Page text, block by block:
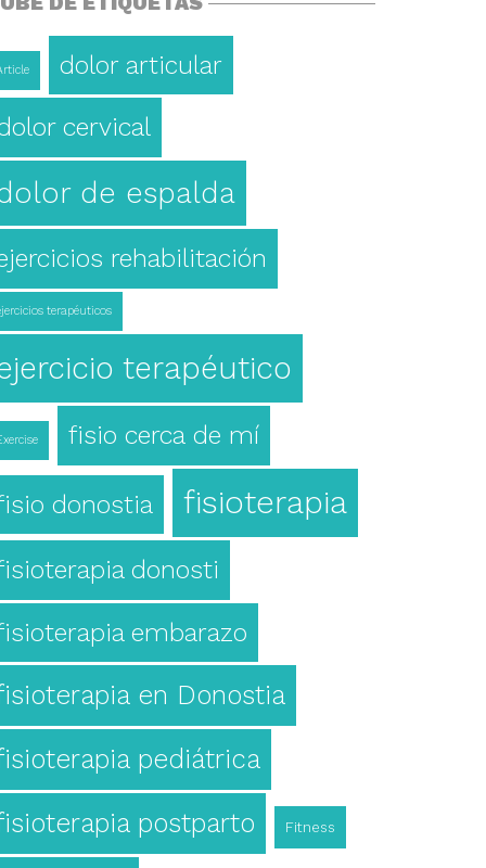
dolor articular
cervical
de espalda
rehabilitación
terapéuticos
terapéutico
fisio cerca de mí
donostia fisioterapia
donosti
embarazo
en Donostia
pediátrica
postparto Fitness